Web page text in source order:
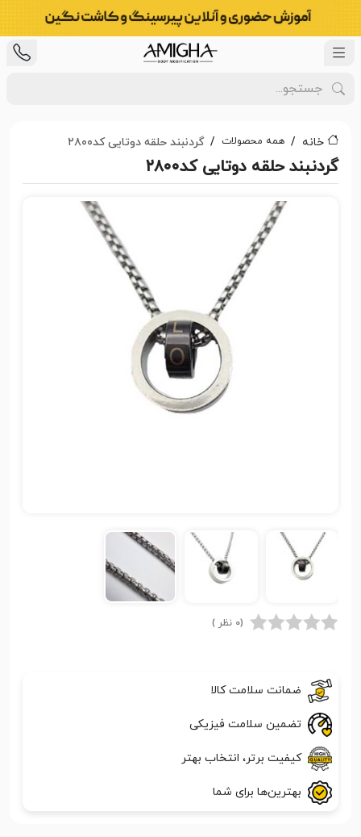
خانه همه محصولات گردنبند حلقه دوتایی کد۲۸۰۰
گردنبند حلقه دوتایی کد۲۸۰۰
(0 نظر )
ضمانت سلامت کالا
تضمین سلامت فیزیکی
کیفیت برتر، انتخاب بهتر
بهترین‌ها برای شما